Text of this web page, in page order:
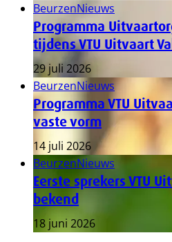
BeurzenNieuws
Programma
tijdens VTU Uitvaart
29 juli 2026
BeurzenNieuws
Programma VTU
vaste vorm
14 juli 2026
BeurzenNieuws
Eerste sprekers VTU
bekend
18 juni 2026